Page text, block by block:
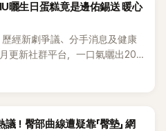
曬生日蛋糕竟是邊佑錫送 暖心
經新劇爭議、分手消息及健康
更新社群平台，一口氣曬出20
。其中，一張生日蛋糕照意外
！臀部曲線遭疑靠「臀墊」 網